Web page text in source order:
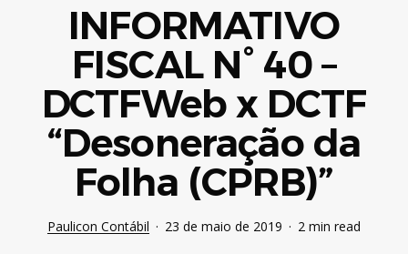
INFORMATIVO
FISCAL N° 40 –
DCTFWeb x DCTF
“Desoneração da
Folha (CPRB)”
Paulicon Contábil 23 de maio de 2019 2 min read